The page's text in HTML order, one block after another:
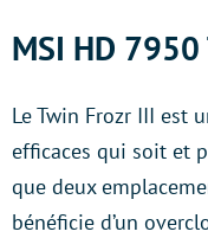
MSI HD
Le Twin Frozr III est
efficaces qui soit et
que deux
bénéficie d’un